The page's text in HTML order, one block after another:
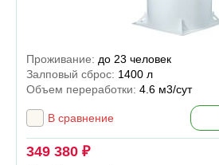
Проживание: до 23 человек
Залповый сброс: 1400 л
Объем переработки: 4.6 м3/сут
В сравнение
349 380 ₽